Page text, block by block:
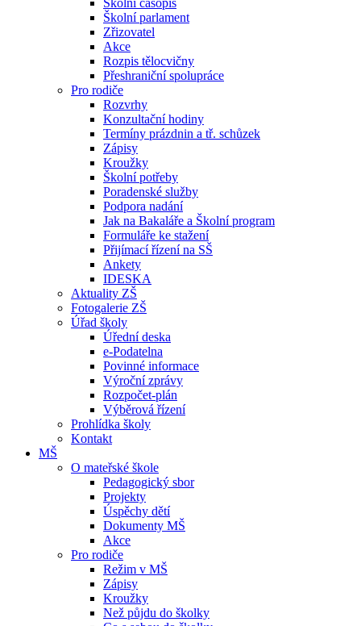
Školní parlament
Zřizovatel
Akce
Rozpis tělocvičny
Přeshraniční spolupráce
Pro rodiče
Rozvrhy
Konzultační hodiny
Termíny prázdnin a tř. schůzek
Zápisy
Kroužky
Školní potřeby
Poradenské služby
Podpora nadání
Jak na Bakaláře a Školní program
Formuláře ke stažení
Přijímací řízení na SŠ
Ankety
IDESKA
Aktuality ZŠ
Fotogalerie ZŠ
Úřad školy
Úřední deska
e-Podatelna
Povinné informace
Výroční zprávy
Rozpočet-plán
Výběrová řízení
Prohlídka školy
Kontakt
MŠ
O mateřské škole
Pedagogický sbor
Projekty
Úspěchy dětí
Dokumenty MŠ
Akce
Pro rodiče
Režim v MŠ
Zápisy
Kroužky
Než půjdu do školky